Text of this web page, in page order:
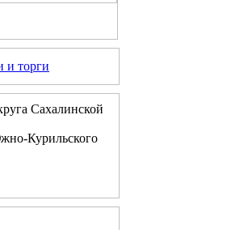
и торги
Сахалинской
Курильского